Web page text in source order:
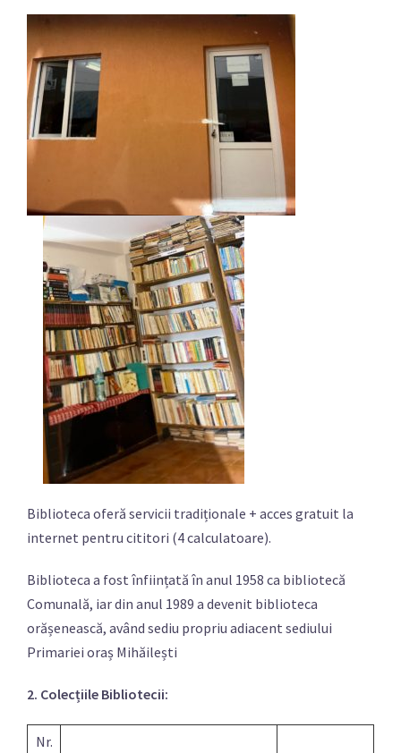
Biblioteca oferă servicii tradiționale + acces gratuit la
internet pentru cititori (4 calculatoare).
Biblioteca a fost înființată în anul 1958 ca bibliotecă
Comunală, iar din anul 1989 a devenit biblioteca
orășenească, având sediu propriu adiacent sediului
Primariei oraș Mihăilești
2. Colecțiile Bibliotecii:
Nr.